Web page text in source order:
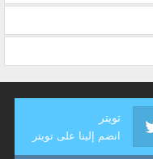
تويتر
انضم إلينا على تويتر